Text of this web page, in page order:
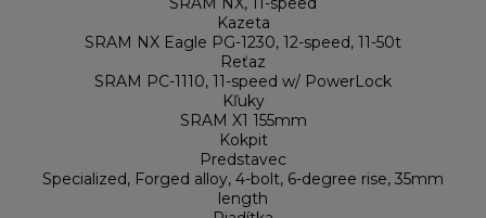
Kazeta
SRAM NX Eagle PG-1230, 12-speed, 11-50t
Reťaz
SRAM PC-1110, 11-speed w/ PowerLock
Kľuky
SRAM X1 155mm
Kokpit
Predstavec
Specialized, Forged alloy, 4-bolt, 6-degree rise, 35mm
length